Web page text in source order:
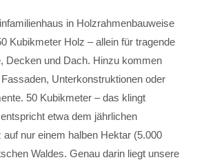
in Holzrahmenbauweise
Kubikmeter Holz – allein für tragende
Decken und Dach. Hinzu kommen
Unterkonstruktionen oder
50 Kubikmeter – das klingt
etwa dem jährlichen
nur einem halben Hektar (5.000
Waldes. Genau darin liegt unsere